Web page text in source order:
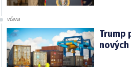
včera
Trump
nových